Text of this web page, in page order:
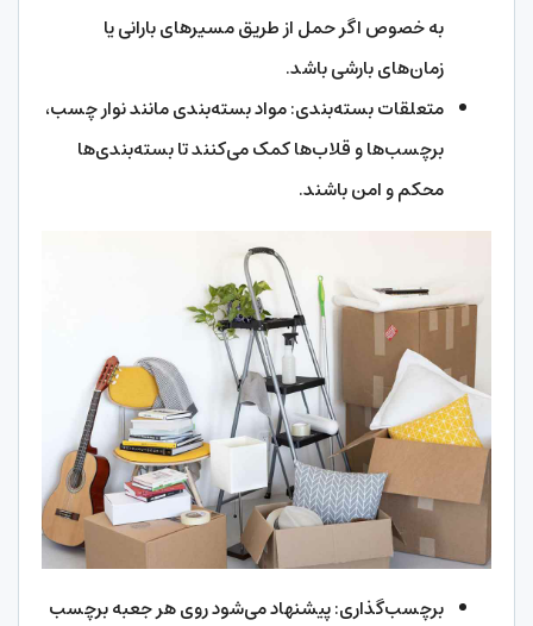
به خصوص اگر حمل از طریق مسیرهای بارانی یا
زمان‌های بارشی باشد.
متعلقات بسته‌بندی: مواد بسته‌بندی مانند نوار چسب،
برچسب‌ها و قلاب‌ها کمک می‌کنند تا بسته‌بندی‌ها
محکم و امن باشند.
برچسب‌گذاری: پیشنهاد می‌شود روی هر جعبه برچسب